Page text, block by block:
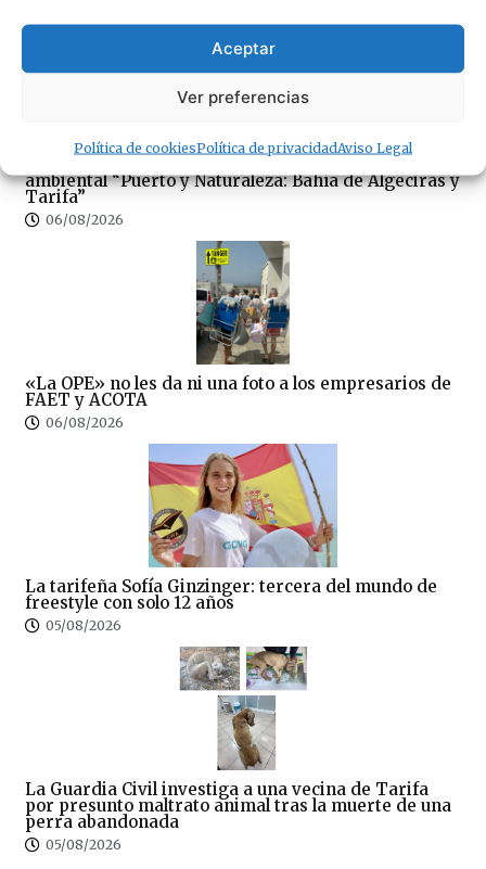
Aceptar
Ver preferencias
Política de cookiesPolítica de privacidadAviso Legal
ambiental “Puerto y Naturaleza: Bahía de Algeciras y
Tarifa”
06/08/2026
«La OPE» no les da ni una foto a los empresarios de
FAET y ACOTA
06/08/2026
La tarifeña Sofía Ginzinger: tercera del mundo de
freestyle con solo 12 años
05/08/2026
La Guardia Civil investiga a una vecina de Tarifa
por presunto maltrato animal tras la muerte de una
perra abandonada
05/08/2026